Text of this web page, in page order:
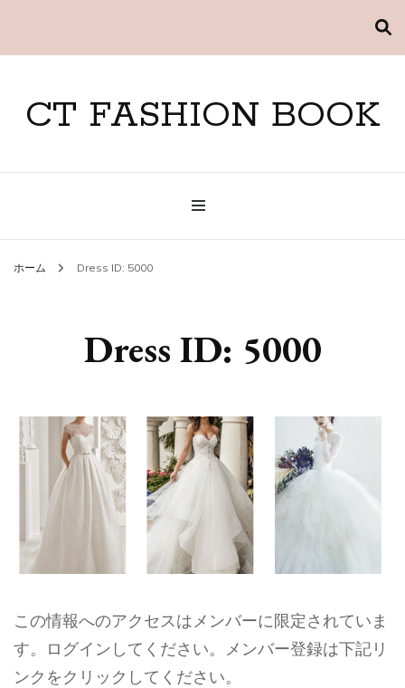
CT FASHION BOOK
ホーム Dress ID: 5000
Dress ID: 5000
この情報へのアクセスはメンバーに限定されていま
す。ログインしてください。メンバー登録は下記リ
ンクをクリックしてください。